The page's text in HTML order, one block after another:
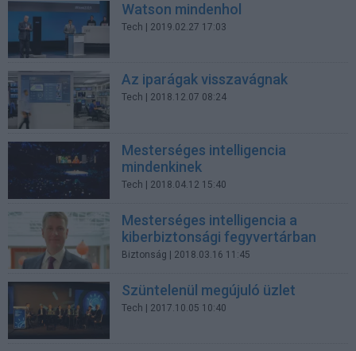
Watson mindenhol
Tech | 2019.02.27 17:03
Az iparágak visszavágnak
Tech | 2018.12.07 08:24
Mesterséges intelligencia
mindenkinek
Tech | 2018.04.12 15:40
Mesterséges intelligencia a
kiberbiztonsági fegyvertárban
Biztonság | 2018.03.16 11:45
Szüntelenül megújuló üzlet
Tech | 2017.10.05 10:40